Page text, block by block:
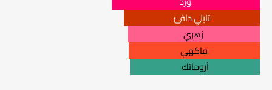
تابلي دافئ
زهري
فاكهي
أروماتك